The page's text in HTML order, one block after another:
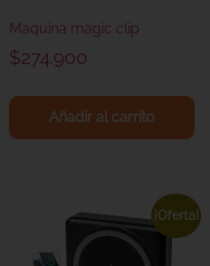
Maquina magic clip
$274.900
Añadir al carrito
¡Oferta!